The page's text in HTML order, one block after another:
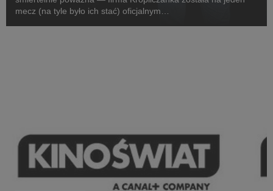
mecz (na tyle było ich stać) oficjalnym